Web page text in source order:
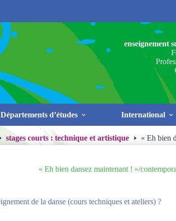
enseignement
Départements d’études International
stages courts : technique et artistique « Eh bien
« Eh bien dansez maintenant ! »/
de la danse (cours techniques et ateliers) ?